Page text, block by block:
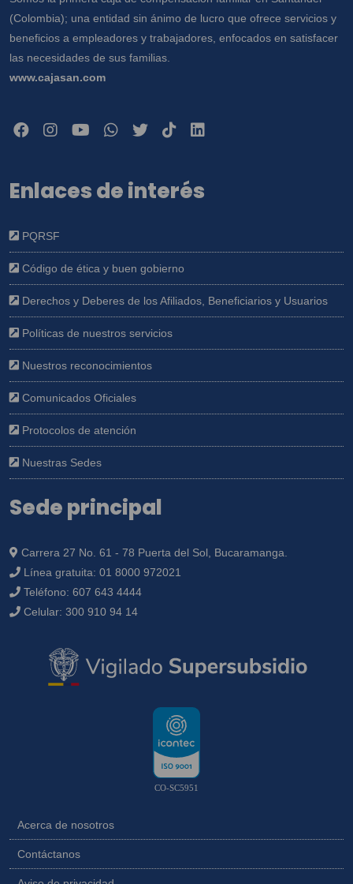
(Colombia); una entidad sin ánimo de lucro que ofrece servicios y
beneficios a empleadores y trabajadores, enfocados en satisfacer
las necesidades de sus familias.
www.cajasan.com
Enlaces de interés
PQRSF
Código de ética y buen gobierno
Derechos y Deberes de los Afiliados, Beneficiarios y Usuarios
Políticas de nuestros servicios
Nuestros reconocimientos
Comunicados Oficiales
Protocolos de atención
Nuestras Sedes
Sede principal
Carrera 27 No. 61 - 78 Puerta del Sol, Bucaramanga.
Línea gratuita: 01 8000 972021
Teléfono: 607 643 4444
Celular: 300 910 94 14
CO-SC5951
Acerca de nosotros
Contáctanos